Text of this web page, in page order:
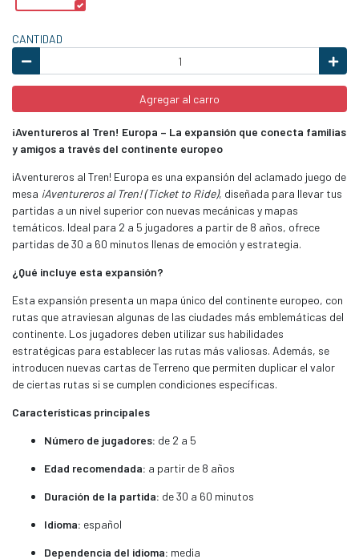
CANTIDAD
Agregar al carro
¡Aventureros al Tren! Europa – La expansión que conecta familias
y amigos a través del continente europeo
¡Aventureros al Tren! Europa es una expansión del aclamado juego de
mesa ¡Aventureros al Tren! (Ticket to Ride), diseñada para llevar tus
partidas a un nivel superior con nuevas mecánicas y mapas
temáticos. Ideal para 2 a 5 jugadores a partir de 8 años, ofrece
partidas de 30 a 60 minutos llenas de emoción y estrategia.
¿Qué incluye esta expansión?
Esta expansión presenta un mapa único del continente europeo, con
rutas que atraviesan algunas de las ciudades más emblemáticas del
continente. Los jugadores deben utilizar sus habilidades
estratégicas para establecer las rutas más valiosas. Además, se
introducen nuevas cartas de Terreno que permiten duplicar el valor
de ciertas rutas si se cumplen condiciones específicas.
Características principales
Número de jugadores: de 2 a 5
Edad recomendada: a partir de 8 años
Duración de la partida: de 30 a 60 minutos
Idioma: español
Dependencia del idioma: media